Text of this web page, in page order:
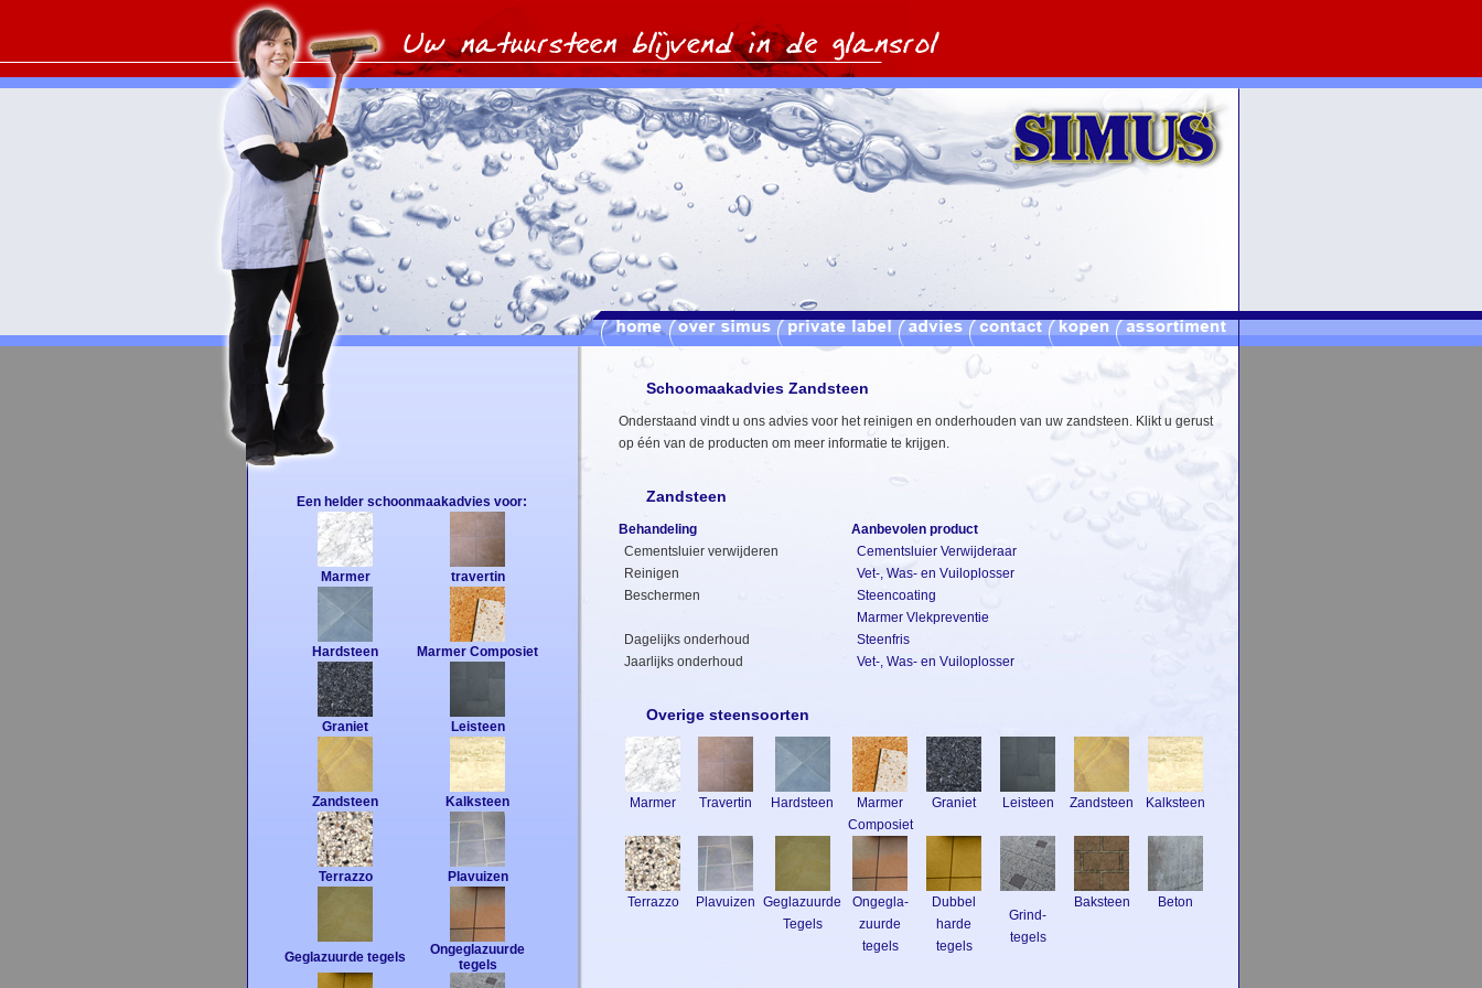
Een helder schoonmaakadvies voor:
Marmer travertin
Hardsteen Marmer Composiet
Graniet Leisteen
Zandsteen Kalksteen
Terrazzo Plavuizen
Geglazuurde tegels
Ongeglazuurde
tegels
Schoomaakadvies Zandsteen
Onderstaand vindt u ons advies voor het reinigen en onderhouden van uw zandsteen. Klikt u gerust
op één van de producten om meer informatie te krijgen.
Zandsteen
Behandeling
Aanbevolen product
Cementsluier verwijderen
Cementsluier Verwijderaar
Reinigen
Vet-, Was- en Vuiloplosser
Beschermen
Steencoating
Marmer Vlekpreventie
Dagelijks onderhoud
Steenfris
Jaarlijks onderhoud
Vet-, Was- en Vuiloplosser
Overige steensoorten
Marmer Travertin Hardsteen
Marmer
Composiet
Graniet Leisteen Zandsteen Kalksteen
Terrazzo Plavuizen Geglazuurde
Tegels
Ongegla-
zuurde
tegels
Dubbel
harde
tegels
Grind-
tegels
Baksteen Beton